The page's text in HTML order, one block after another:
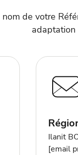
de votre
adaptation
Ilanit
[email